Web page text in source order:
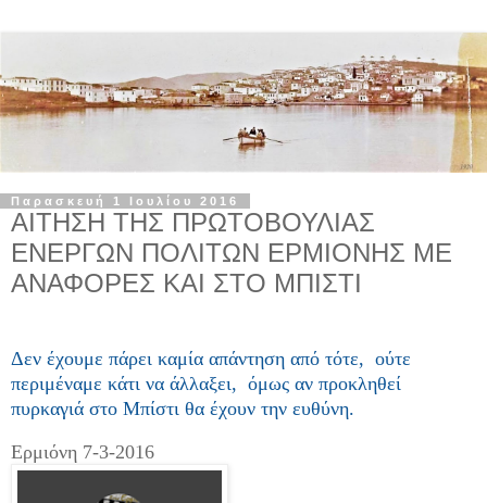
Παρασκευή 1 Ιουλίου 2016
ΑΙΤΗΣΗ ΤΗΣ ΠΡΩΤΟΒΟΥΛΙΑΣ
ΕΝΕΡΓΩΝ ΠΟΛΙΤΩΝ ΕΡΜΙΟΝΗΣ ΜΕ
ΑΝΑΦΟΡΕΣ ΚΑΙ ΣΤΟ ΜΠΙΣΤΙ
Δεν έχουμε πάρει καμία απάντηση από τότε, ούτε
περιμέναμε κάτι να άλλαξει, όμως αν προκληθεί
πυρκαγιά στο Μπίστι θα έχουν την ευθύνη.
Ερμιόνη 7-3-2016